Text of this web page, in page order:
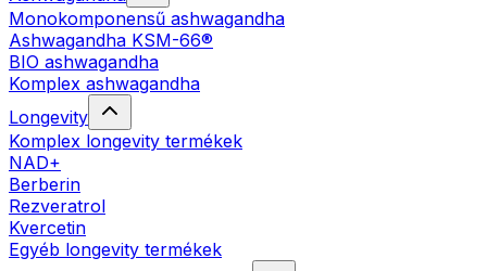
Monokomponensű ashwagandha
Ashwagandha KSM-66®
BIO ashwagandha
Komplex ashwagandha
Longevity
Komplex longevity termékek
NAD+
Berberin
Rezveratrol
Kvercetin
Egyéb longevity termékek